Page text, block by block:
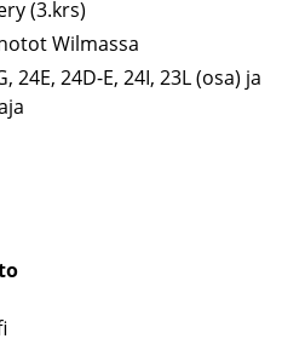
(3.krs)
Wilmassa
24E, 24D-E, 24I, 23L (osa) ja